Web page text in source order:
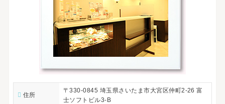
住所
〒330-0845 埼玉県さいたま市大宮区仲町2-26 富
士ソフトビル3-B